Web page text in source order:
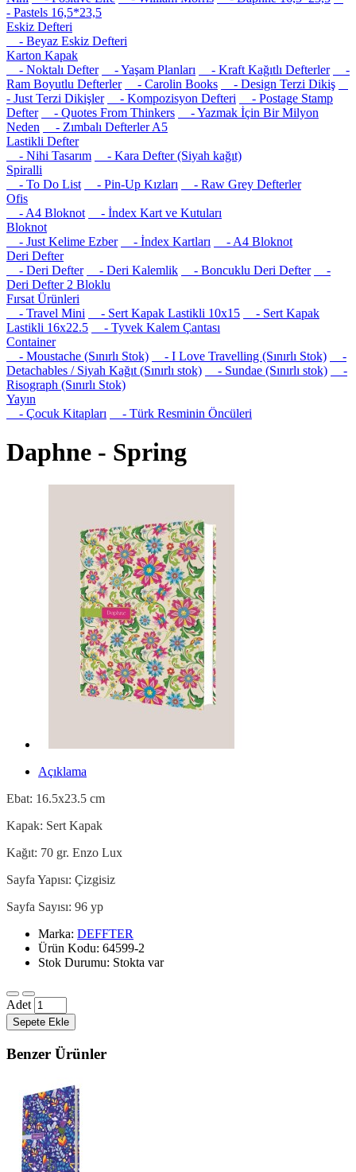
- Pastels 16,5*23,5
Eskiz Defteri
- Beyaz Eskiz Defteri
Karton Kapak
- Noktalı Defter
- Yaşam Planları - Kraft Kağıtlı Defterler
-
Ram Boyutlu Defterler
- Carolin Books
- Design Terzi Dikiş
- Just Terzi Dikişler
- Kompozisyon Defteri
- Postage Stamp
Defter
- Quotes From Thinkers
- Yazmak İçin Bir Milyon
Neden
- Zımbalı Defterler A5
Lastikli Defter
- Nihi Tasarım
- Kara Defter (Siyah kağıt)
Spiralli
- To Do List
- Pin-Up Kızları
- Raw Grey Defterler
Ofis
- A4 Bloknot
- İndex Kart ve Kutuları
Bloknot
- Just Kelime Ezber
- İndex Kartları
- A4 Bloknot
Deri Defter
- Deri Defter
- Deri Kalemlik - Boncuklu Deri Defter
-
Deri Defter 2 Bloklu
Fırsat Ürünleri
- Travel Mini
- Sert Kapak Lastikli 10x15
- Sert Kapak
Lastikli 16x22.5
- Tyvek Kalem Çantası
Container
- Moustache (Sınırlı Stok)
- I Love Travelling (Sınırlı Stok)
-
Detachables / Siyah Kağıt (Sınırlı stok)
- Sundae (Sınırlı stok)
-
Risograph (Sınırlı Stok)
Yayın
- Çocuk Kitapları
- Türk Resminin Öncüleri
Daphne - Spring
Açıklama
Ebat: 16.5x23.5 cm
Kapak: Sert Kapak
Kağıt: 70 gr. Enzo Lux
Sayfa Yapısı: Çizgisiz
Sayfa Sayısı: 96 yp
Marka: DEFFTER
Ürün Kodu: 64599-2
Stok Durumu: Stokta var
Adet
Sepete Ekle
Benzer Ürünler